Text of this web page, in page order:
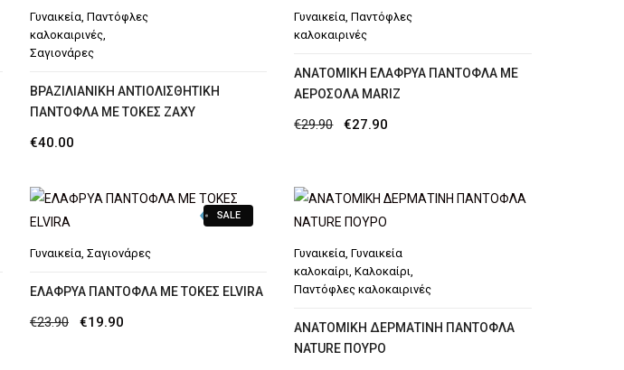
€59.90.
Γυναικεία, Παντόφλες
καλοκαιρινές,
Σαγιονάρες
ΒΡΑΖΙΛΙΆΝΙΚΗ ΑΝΤΙΟΛΙΣΘΗΤΙΚΉ
ΠΑΝΤΌΦΛΑ ΜΕ ΤΌΚΕΣ ZAXY
€40.00
Γυναικεία,Παντόφλες
καλοκαιρινές
ΑΝΑΤΟΜΙΚΗ ΕΛΑΦΡΥΑ ΠΑΝΤΟΦΛΑ ΜΕ
ΑΕΡΟΣΟΛΑ MARIZ
€29.90
Original
€29.90.
€27.90
είναι:
SALE
Γυναικεία, Σαγιονάρες
ΕΛΑΦΡΥΑ ΠΑΝΤΟΦΛΑ ΜΕ ΤΟΚΕΣ ELVIRA
€23.90
Original
€19.90Η
Γυναικεία,Γυναικεία
καλοκαίρι,Καλοκαίρι,
Παντόφλες καλοκαιρινές
ΑΝΑΤΟΜΙΚΗ ΔΕΡΜΑΤΙΝΗ ΠΑΝΤΟΦΛΑ
NATURE ΠΟΥΡΟ